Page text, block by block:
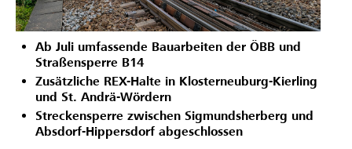
Ab Juli umfassende Bauarbeiten der ÖBB und
Straßensperre B14
Zusätzliche REX-Halte in Klosterneuburg-Kierling
und St. Andrä-Wördern
Streckensperre zwischen Sigmundsherberg und
Absdorf-Hippersdorf abgeschlossen